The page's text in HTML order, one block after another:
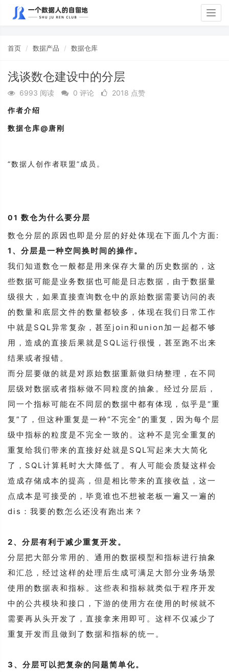
首页 数据产品 数据仓库
浅谈数仓建设中的分层
6993 阅读 0 评论
2018 点赞
作者介绍
数据仓库@唐刚
“数据人创作者联盟”成员。
01 数仓为什么要分层
数仓分层的原因也即是分层的好处体现在下面几个方面:
1、分层是一种空间换时间的操作。
我们知道数仓一般都是用来保存大量的历史数据的，这
些数据可能是业务数据也可能是日志数据，由于数据量
级很大，如果直接查询数仓中的原始数据需要访问的表
的数量和底层文件的数量都较多，体现在我们日常工作
中就是SQL异常复杂，甚至join和union加一起都不够
用，造成的直接后果就是SQL运行很慢，甚至跑不出来
结果或者报错。
而分层要做的就是对原始数据重新做归纳整理，在不同
层级对数据或者指标做不同粒度的抽象。经过分层后，
同一个指标可能在不同层的数据中都有体现，似乎是“重
复”了，但这种重复是一种“不完全”的重复，因为每个层
级中指标的粒度是不完全一致的。这种不是完全重复的
重复给我们带来的直接好处就是SQL写起来大大简化
了，SQL计算耗时大大降低了。有人可能会质疑这样会
造成存储成本的提高，但是相比带来的直接收益，这一
点成本是可接受的，毕竟谁也不想被老板一遍又一遍的
dis：我要的数怎么还没有跑出来？
2、分层有利于减少重复开发。
分层把大部分常用的、通用的数据模型和指标进行抽象
和汇总，经过这样的处理后生成可满足大部分业务场景
使用的数据表和指标。这些表和指标就类似于程序开发
中的公共模块和接口，下游的使用方在使用的时候就不
需要再从头开发了，直接拿来用即可。这样不仅减少了
重复开发而且做到了数据和指标的统一。
3、分层可以把复杂的问题简单化。